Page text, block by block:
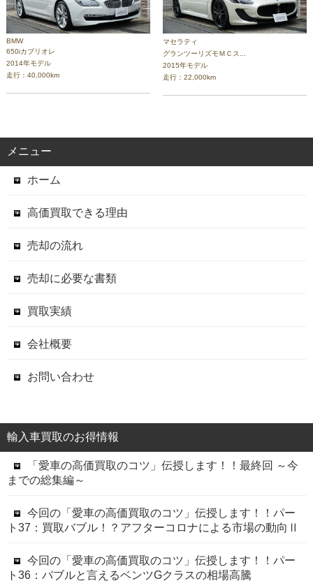
BMW
650iカブリオレ
2014年モデル
走行：40,000km
マセラティ
グランツーリズモＭＣス...
2015年モデル
走行：22,000km
メニュー
ホーム
高価買取できる理由
売却の流れ
売却に必要な書類
買取実績
会社概要
お問い合わせ
輸入車買取のお得情報
「愛車の高価買取のコツ」伝授します！！最終回 ～今
までの総集編～
今回の「愛車の高価買取のコツ」伝授します！！パー
ト37：買取バブル！？アフターコロナによる市場の動向Ⅱ
今回の「愛車の高価買取のコツ」伝授します！！パー
ト36：バブルと言えるベンツGクラスの相場高騰